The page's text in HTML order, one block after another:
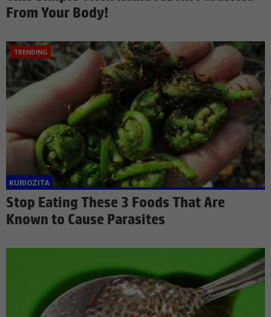
From Your Body!
Stop Eating These 3 Foods That Are
Known to Cause Parasites